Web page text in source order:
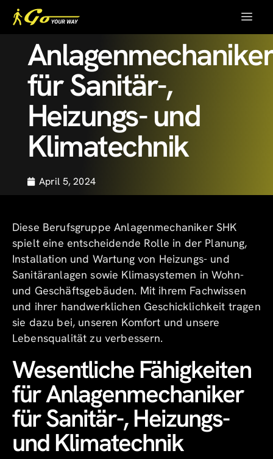
für Sanitär-,
Heizungs- und
Klimatechnik
April 5, 2024
Diese Berufsgruppe Anlagenmechaniker SHK
spielt eine entscheidende Rolle in der Planung,
Installation und Wartung von Heizungs- und
Sanitäranlagen sowie Klimasystemen in Wohn-
und Geschäftsgebäuden. Mit ihrem Fachwissen
und ihrer handwerklichen Geschicklichkeit tragen
sie dazu bei, unseren Komfort und unsere
Lebensqualität zu verbessern.
Wesentliche Fähigkeiten
für Anlagenmechaniker
für Sanitär-, Heizungs-
und Klimatechnik